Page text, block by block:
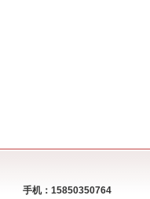
手机：15850350764